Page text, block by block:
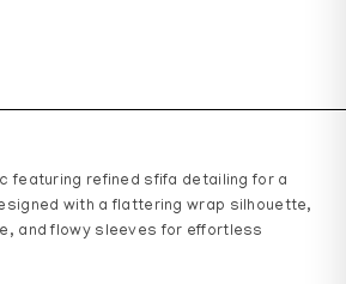
featuring refined sfifa detailing for a
with a flattering wrap silhouette,
and flowy sleeves for effortless